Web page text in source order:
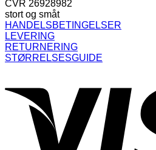
CVR 26928982
stort og småt
HANDELSBETINGELSER
LEVERING
RETURNERING
STØRRELSESGUIDE